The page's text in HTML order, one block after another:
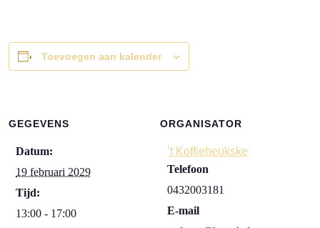
Toevoegen aan kalender
GEGEVENS
Datum:
19 februari 2029
Tijd:
13:00 - 17:00
ORGANISATOR
’t Koffieheukske
Telefoon
0432003181
E-mail